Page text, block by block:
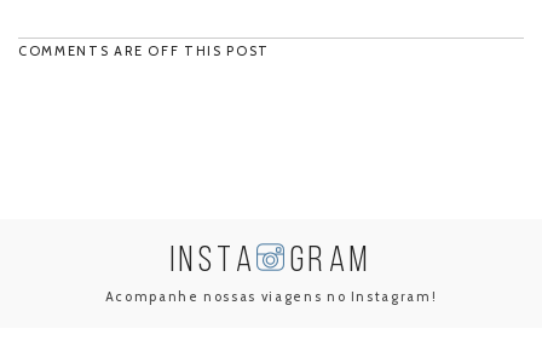
COMMENTS ARE OFF THIS POST
INSTA GRAM
Acompanhe nossas viagens no Instagram!